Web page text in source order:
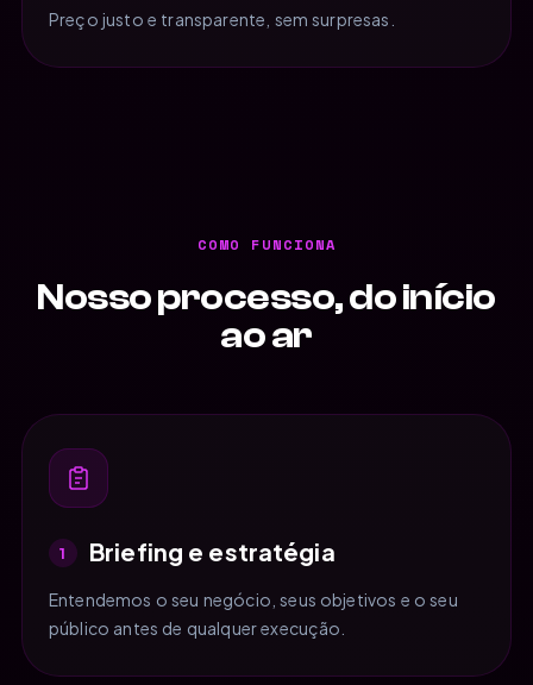
Preço justo e transparente, sem surpresas.
COMO FUNCIONA
Nosso processo, do início
ao ar
1 Briefing e estratégia
Entendemos o seu negócio, seus objetivos e o seu
público antes de qualquer execução.